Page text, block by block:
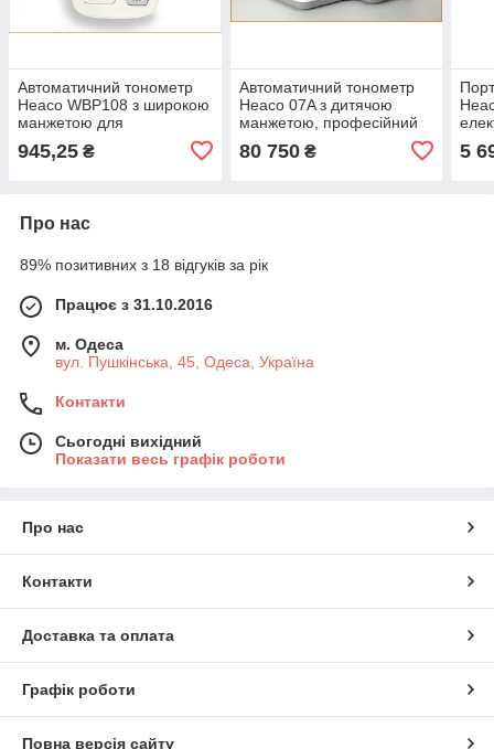
Автоматичний тонометр
Heaco WBP108 з широкою
манжетою для
артеріального тиску
945,25 ₴
Автоматичний тонометр
Heaco 07A з дитячою
манжетою, професійний
тонометр для домашнього
використання
80 750₴ 5
Про нас
89% позитивних з 18 відгуків за рік
Працює з 31.10.2016
м. Одеса
вул. Пушкінська, 45, Одеса, Україна
Контакти
Сьогодні вихідний
Показати весь графік роботи
Про нас
Контакти
Доставка та оплата
Графік роботи
Повна версія сайту